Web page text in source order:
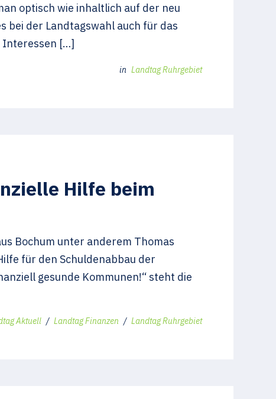
optisch wie inhaltlich auf der neu
bei der Landtagswahl auch für das
Interessen […]
in Landtag Ruhrgebiet
Hilfe beim
Bochum unter anderem Thomas
für den Schuldenabbau der
gesunde Kommunen!“ steht die
Aktuell / Landtag Finanzen / Landtag Ruhrgebiet